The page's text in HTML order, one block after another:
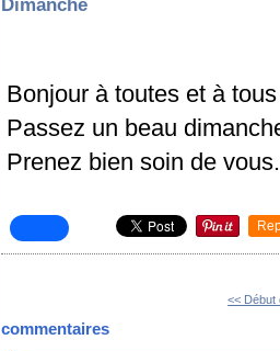
Dimanche
Bonjour à toutes et à tous
Passez un beau
Prenez bien soin de vous.
<<
commentaires